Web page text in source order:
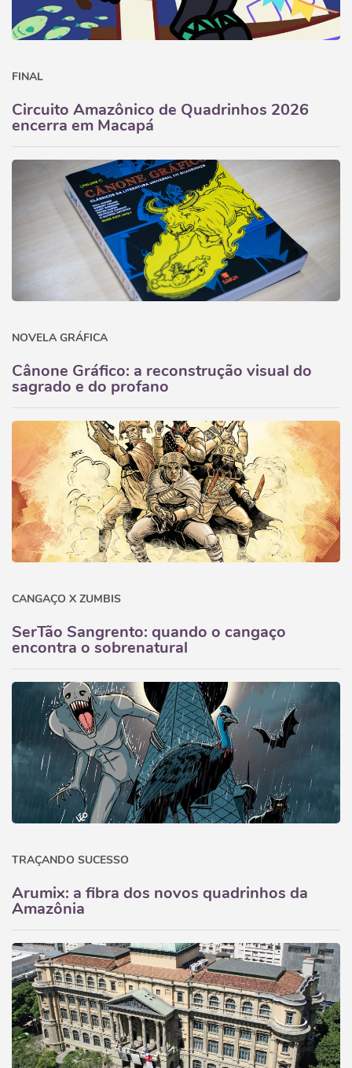
FINAL
Circuito Amazônico de Quadrinhos 2026
encerra em Macapá
NOVELA GRÁFICA
Cânone Gráfico: a reconstrução visual do
sagrado e do profano
CANGAÇO X ZUMBIS
SerTão Sangrento: quando o cangaço
encontra o sobrenatural
TRAÇANDO SUCESSO
Arumix: a fibra dos novos quadrinhos da
Amazônia